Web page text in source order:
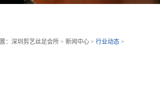
： 深圳剪艺丝足会所 > 新闻中心 > 行业动态 >